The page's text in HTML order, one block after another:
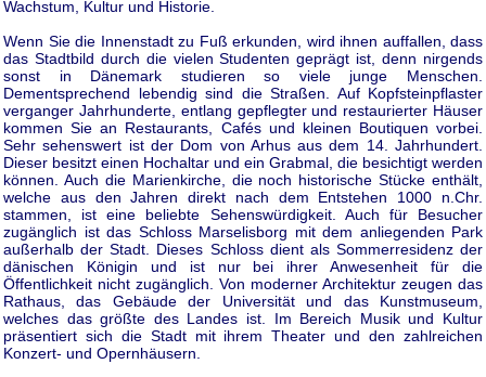
Wachstum, Kultur und Historie.
Wenn Sie die Innenstadt zu Fuß erkunden, wird ihnen auffallen, dass
das Stadtbild durch die vielen Studenten geprägt ist, denn nirgends
sonst in Dänemark studieren so viele junge Menschen.
Dementsprechend lebendig sind die Straßen. Auf Kopfsteinpflaster
verganger Jahrhunderte, entlang gepflegter und restaurierter Häuser
kommen Sie an Restaurants, Cafés und kleinen Boutiquen vorbei.
Sehr sehenswert ist der Dom von Arhus aus dem 14. Jahrhundert.
Dieser besitzt einen Hochaltar und ein Grabmal, die besichtigt werden
können. Auch die Marienkirche, die noch historische Stücke enthält,
welche aus den Jahren direkt nach dem Entstehen 1000 n.Chr.
stammen, ist eine beliebte Sehenswürdigkeit. Auch für Besucher
zugänglich ist das Schloss Marselisborg mit dem anliegenden Park
außerhalb der Stadt. Dieses Schloss dient als Sommerresidenz der
dänischen Königin und ist nur bei ihrer Anwesenheit für die
Öffentlichkeit nicht zugänglich. Von moderner Architektur zeugen das
Rathaus, das Gebäude der Universität und das Kunstmuseum,
welches das größte des Landes ist. Im Bereich Musik und Kultur
präsentiert sich die Stadt mit ihrem Theater und den zahlreichen
Konzert- und Opernhäusern.